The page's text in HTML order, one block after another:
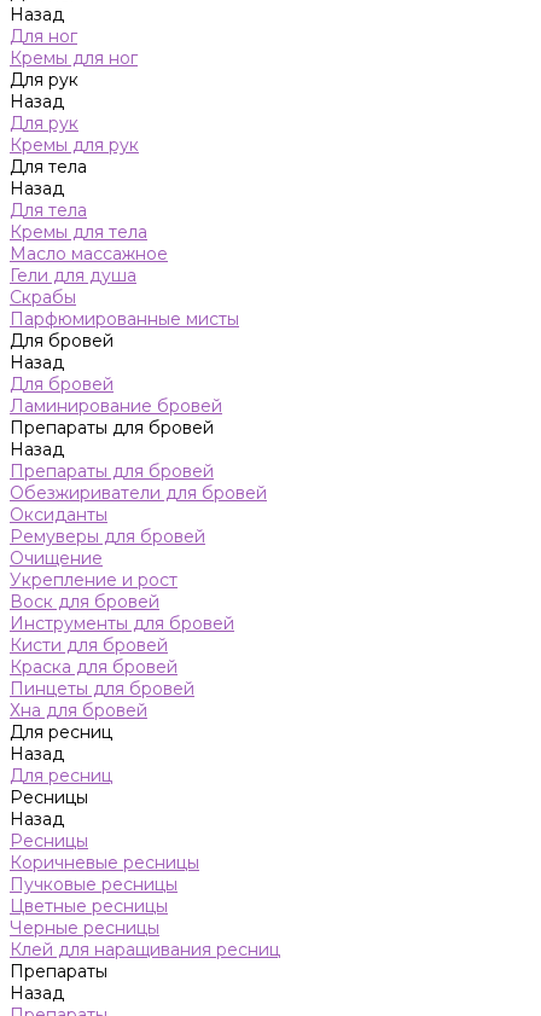
Назад
Для ног
Кремы для ног
Для рук
Назад
Для рук
Кремы для рук
Для тела
Назад
Для тела
Кремы для тела
Масло массажное
Гели для душа
Скрабы
Парфюмированные мисты
Для бровей
Назад
Для бровей
Ламинирование бровей
Препараты для бровей
Назад
Препараты для бровей
Обезжириватели для бровей
Оксиданты
Ремуверы для бровей
Очищение
Укрепление и рост
Воск для бровей
Инструменты для бровей
Кисти для бровей
Краска для бровей
Пинцеты для бровей
Хна для бровей
Для ресниц
Назад
Для ресниц
Ресницы
Назад
Ресницы
Коричневые ресницы
Пучковые ресницы
Цветные ресницы
Черные ресницы
Клей для наращивания ресниц
Препараты
Назад